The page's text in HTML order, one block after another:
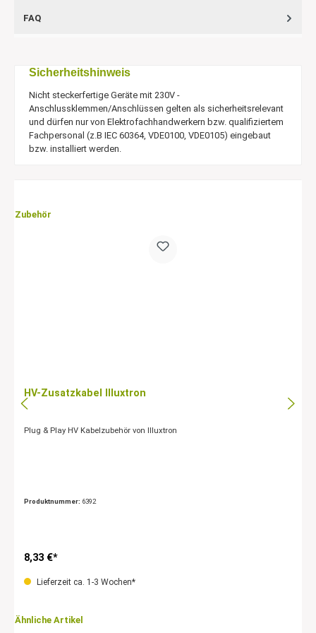
FAQ
Sicherheitshinweis
Nicht steckerfertige Geräte mit 230V -
Anschlussklemmen/Anschlüssen gelten als sicherheitsrelevant
und dürfen nur von Elektrofachhandwerkern bzw. qualifiziertem
Fachpersonal (z.B IEC 60364, VDE0100, VDE0105) eingebaut
bzw. installiert werden.
Zubehör
HV-Zusatzkabel Illuxtron
Plug & Play HV Kabelzubehör von Illuxtron
Produktnummer: 6392
8,33 €*
Lieferzeit ca. 1-3 Wochen*
Ähnliche Artikel